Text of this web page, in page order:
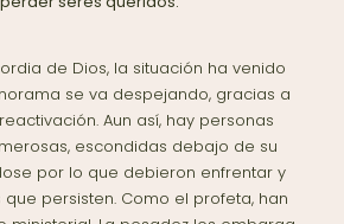
de Dios, la situación ha venido
se va despejando, gracias a
Aun así, hay personas
escondidas debajo de su
por lo que debieron enfrentar y
persisten. Como el profeta, han